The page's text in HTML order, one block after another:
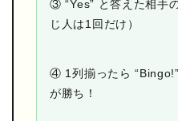
③ “Yes” と答えた相手
じ人は1回だけ）
④ 1列揃ったら
が勝ち！